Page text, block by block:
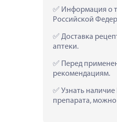
Информация о
Российской
Доставка
аптеки.
Перед
рекомендациям.
Узнать
препарата, можно